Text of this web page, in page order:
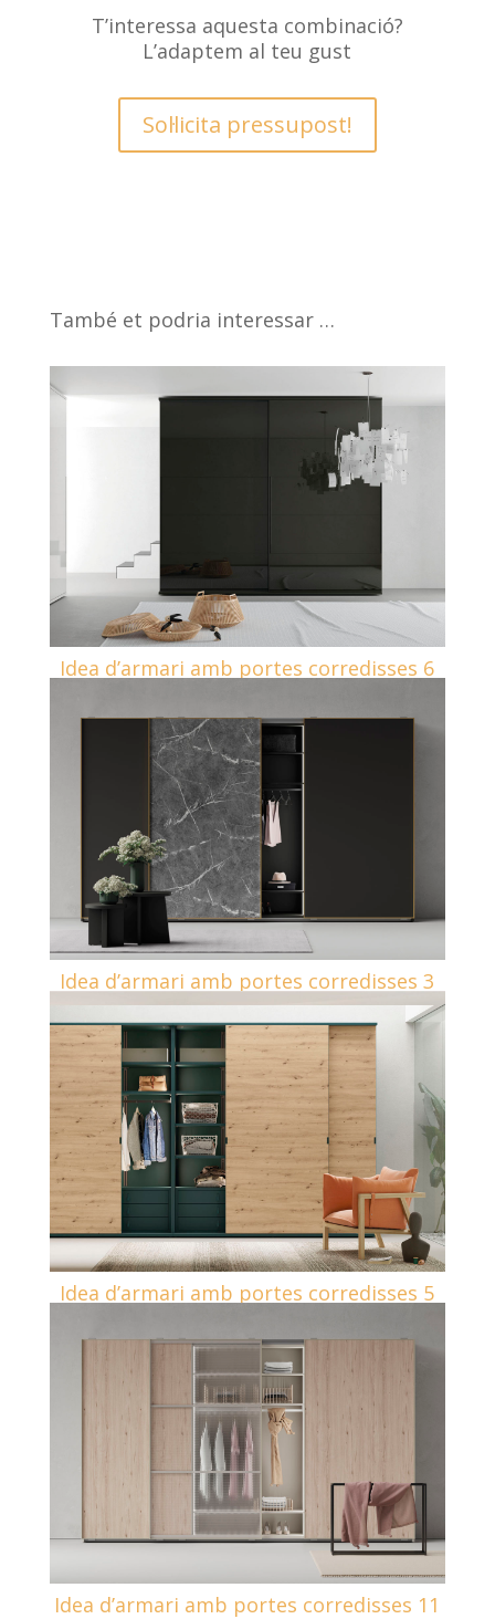
T’interessa aquesta combinació?
L’adaptem al teu gust
Sol·licita pressupost!
També et podria interessar …
Idea d’armari amb portes corredisses 6
Idea d’armari amb portes corredisses 3
Idea d’armari amb portes corredisses 5
Idea d’armari amb portes corredisses 11